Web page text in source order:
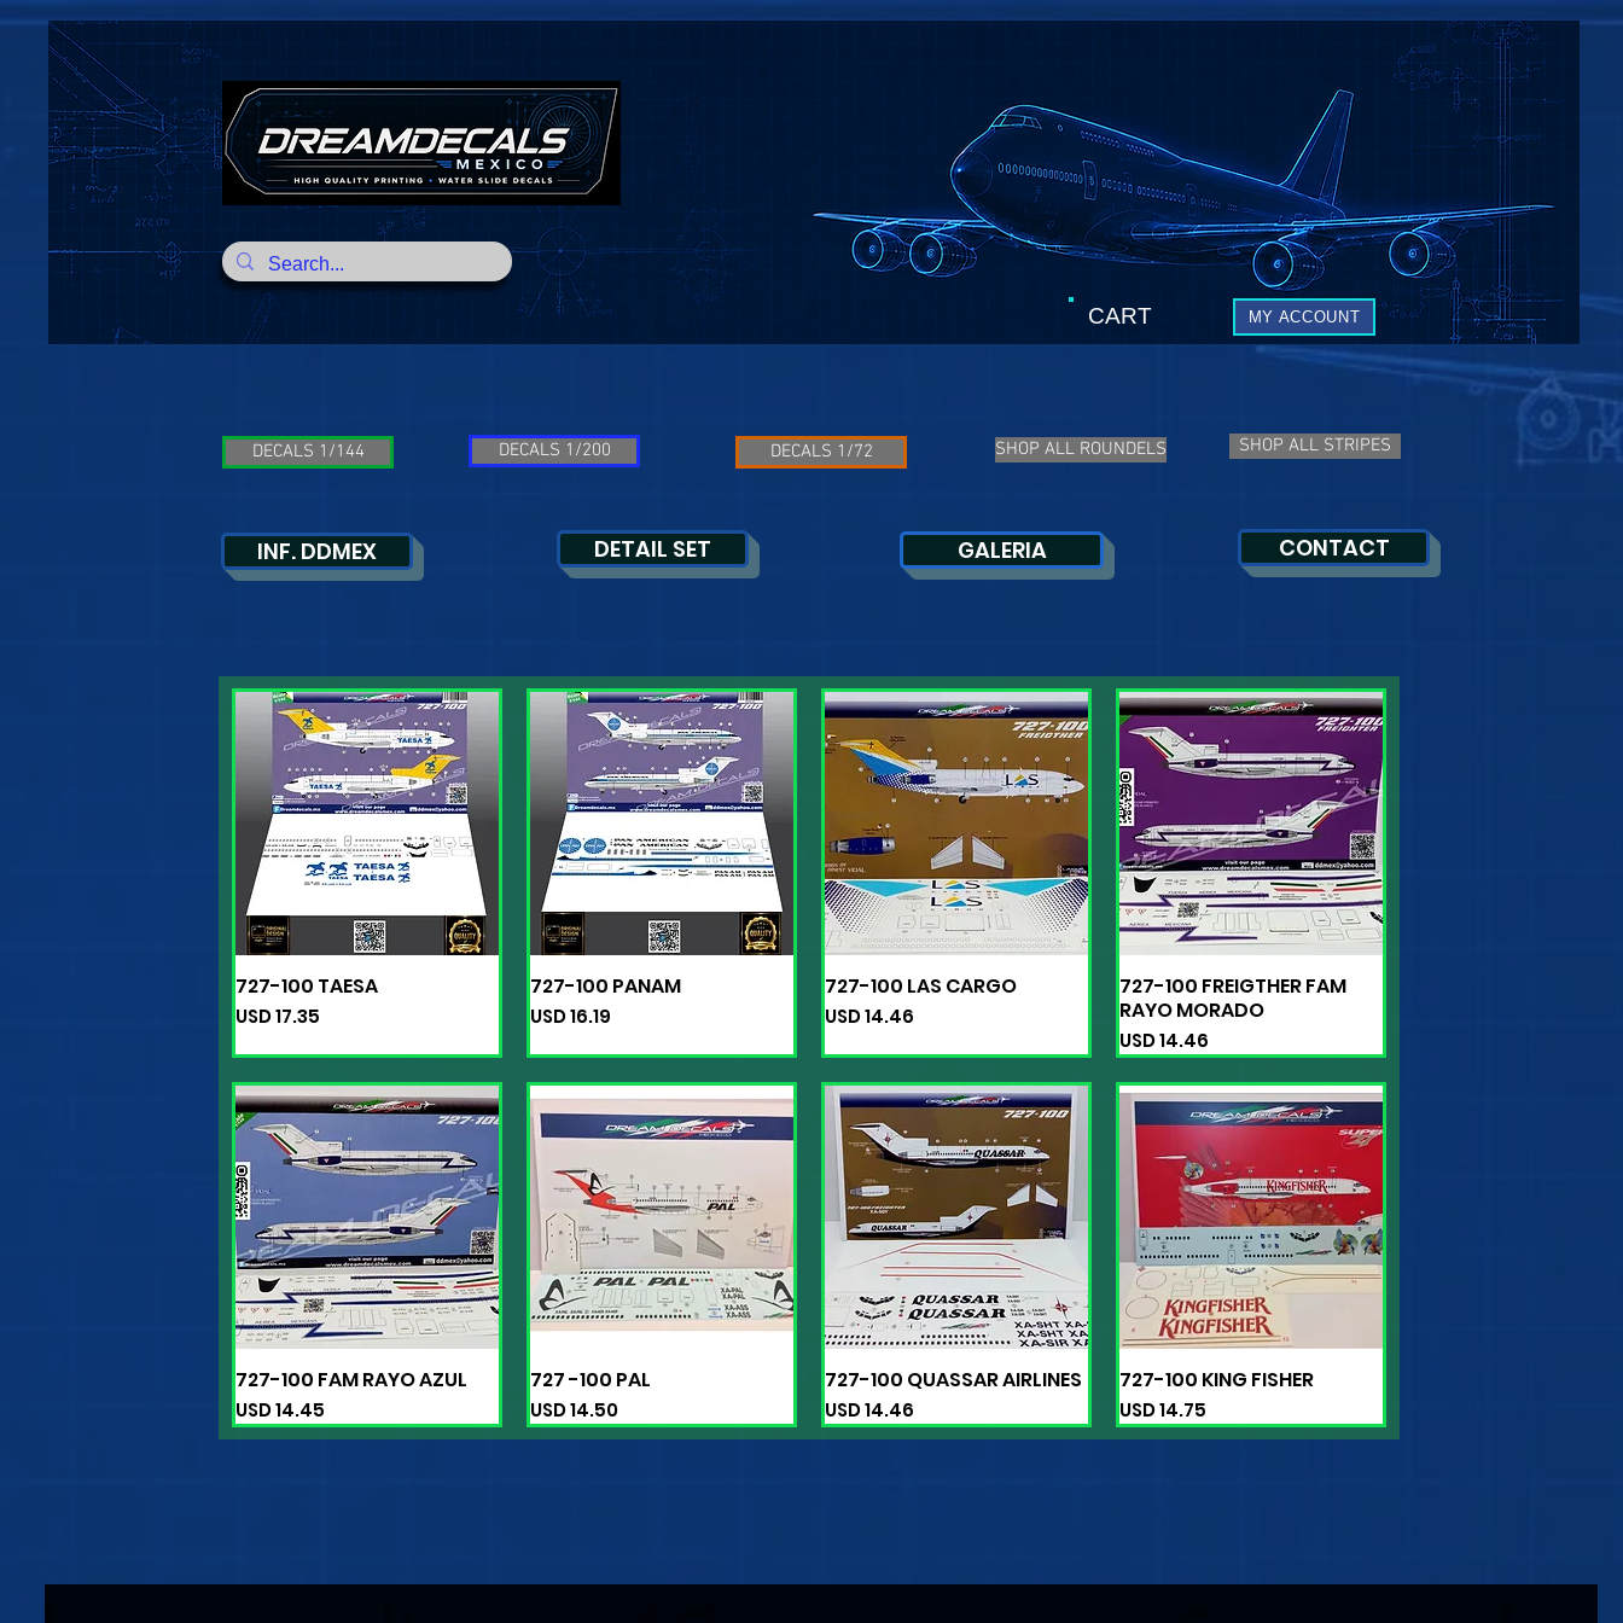
MY ACCOUNT
CART
Vista rápida
727-100 TAESA
Precio
USD 17.35
Vista rápida
727-100 PANAM
Precio
USD 16.19
Vista rápida
727-100 LAS CARGO
Precio
USD 14.46
Vista rápida
727-100 FREIGTHER FAM
RAYO MORADO
Precio
USD 14.46
Vista rápida
727-100 FAM RAYO AZUL
Precio
USD 14.45
Vista rápida
727 -100 PAL
Precio
USD 14.50
Vista rápida
727-100 QUASSAR AIRLINES
Precio
USD 14.46
Vista rápida
727-100 KING FISHER
Precio
USD 14.75
DECALS 1/144 DECALS 1/200 DECALS 1/72 SHOP ALL ROUNDELS SHOP ALL STRIPES
INF. DDMEX DETAIL SET GALERIA CONTACT